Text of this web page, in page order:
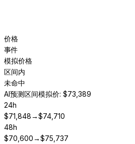
价格
事件
模拟价格
区间内
未命中
AI预测区间模拟价: $73,389
24h
$71,848→$74,710
48h
$70,600→$75,737